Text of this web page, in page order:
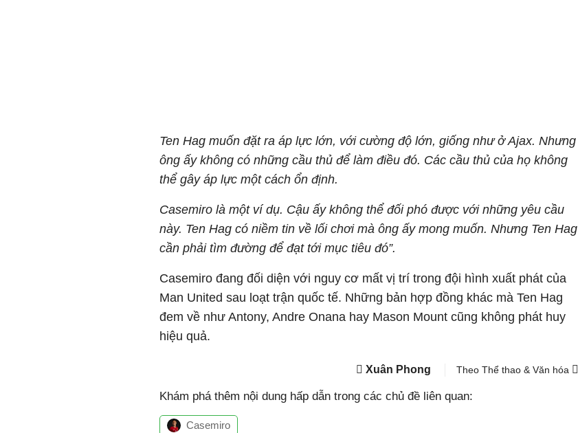
Ten Hag muốn đặt ra áp lực lớn, với cường độ lớn, giống như ở Ajax. Nhưng
ông ấy không có những cầu thủ để làm điều đó. Các cầu thủ của họ không
thể gây áp lực một cách ổn định.
Casemiro là một ví dụ. Cậu ấy không thể đối phó được với những yêu cầu
này. Ten Hag có niềm tin về lối chơi mà ông ấy mong muốn. Nhưng Ten Hag
cần phải tìm đường để đạt tới mục tiêu đó”.
Casemiro đang đối diện với nguy cơ mất vị trí trong đội hình xuất phát của
Man United sau loạt trận quốc tế. Những bản hợp đồng khác mà Ten Hag
đem về như Antony, Andre Onana hay Mason Mount cũng không phát huy
hiệu quả.
Xuân Phong Theo Thể thao & Văn hóa
Khám phá thêm nội dung hấp dẫn trong các chủ đề liên quan:
Casemiro